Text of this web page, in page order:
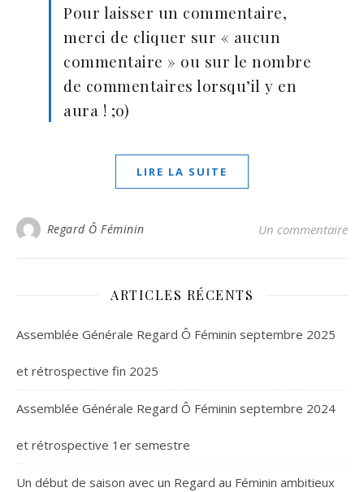
Pour laisser un commentaire,
merci de cliquer sur « aucun
commentaire » ou sur le nombre
de commentaires lorsqu’il y en
aura ! ;o)
LIRE LA SUITE
Regard Ô Féminin Un commentaire
ARTICLES RÉCENTS
Assemblée Générale Regard Ô Féminin septembre 2025
et rétrospective fin 2025
Assemblée Générale Regard Ô Féminin septembre 2024
et rétrospective 1er semestre
Un début de saison avec un Regard au Féminin ambitieux